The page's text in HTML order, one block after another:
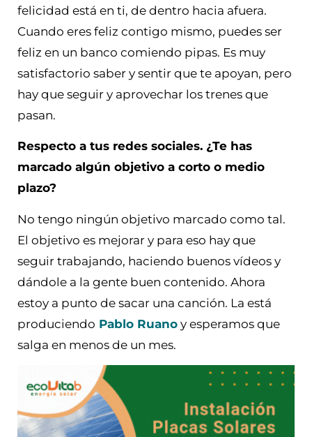
felicidad está en ti, de dentro hacia afuera.
Cuando eres feliz contigo mismo, puedes ser
feliz en un banco comiendo pipas. Es muy
satisfactorio saber y sentir que te apoyan, pero
hay que seguir y aprovechar los trenes que
pasan.
Respecto a tus redes sociales. ¿Te has
marcado algún objetivo a corto o medio
plazo?
No tengo ningún objetivo marcado como tal.
El objetivo es mejorar y para eso hay que
seguir trabajando, haciendo buenos vídeos y
dándole a la gente buen contenido. Ahora
estoy a punto de sacar una canción. La está
produciendo Pablo Ruano y esperamos que
salga en menos de un mes.